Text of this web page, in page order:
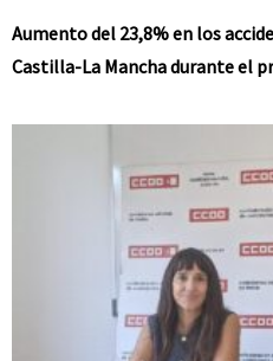
Aumento del 23,8% en los
Castilla-La Mancha durante el